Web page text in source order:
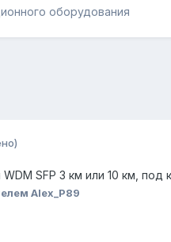
оборудования
SFP 3 км или 10 км,
Alex_P89